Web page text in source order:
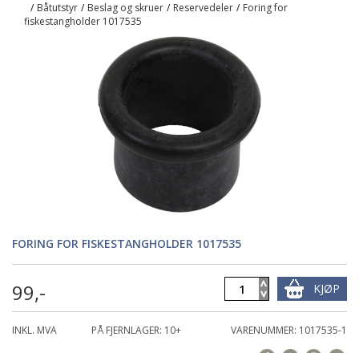
/ Båtutstyr / Beslag og skruer / Reservedeler / Foring for
fiskestangholder 1017535
FORING FOR FISKESTANGHOLDER 1017535
99,- KJØP
INKL. MVA PÅ FJERNLAGER: 10+ VARENUMMER: 1017535-1